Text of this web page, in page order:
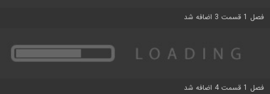
فصل 1 قسمت 3 اضافه شد
فصل 1 قسمت 4 اضافه شد